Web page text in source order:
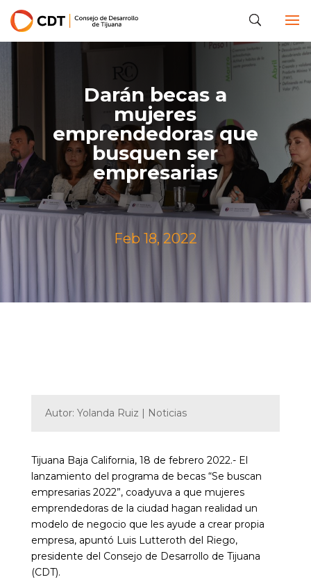
Darán becas a
mujeres
emprendedoras que
busquen ser
empresarias
Feb 18, 2022
Autor: Yolanda Ruiz | Noticias
Tijuana Baja California, 18 de febrero 2022.- El
lanzamiento del programa de becas “Se buscan
empresarias 2022”, coadyuva a que mujeres
emprendedoras de la ciudad hagan realidad un
modelo de negocio que les ayude a crear propia
empresa, apuntó Luis Lutteroth del Riego,
presidente del Consejo de Desarrollo de Tijuana
(CDT).